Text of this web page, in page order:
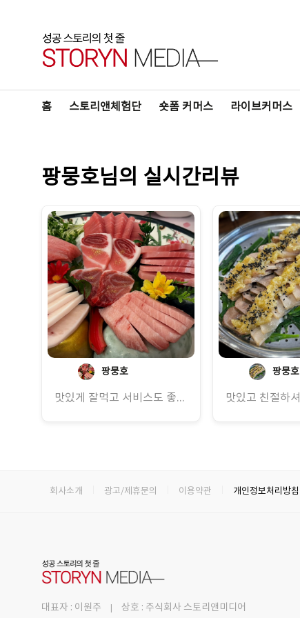
홈 스토리앤체험단 숏폼 커머스 라이브커머스
팡뭉호님의 실시간리뷰
팡뭉호
맛있게 잘먹고 서비스도 좋아 만족스러웠습니다
팡뭉호
회사소개 광고/제휴문의 이용약관 개인정보처리방침
대표자 : 이원주 상호 : 주식회사 스토리앤미디어